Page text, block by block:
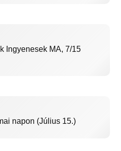
Ingyenesek MA, 7/15
napon (Július 15.)